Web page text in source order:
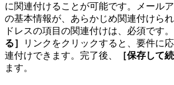
に関連付けることが可能です。メール
の基本情報が、あらかじめ関連付けら
ドレスの項目の関連付けは、必須です。
る］
リンクをクリックすると、要件に
連付けできます。完了後、
［保存して
ます。